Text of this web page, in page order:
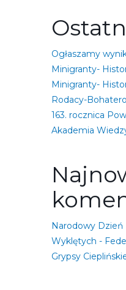
Ogłaszamy
Minigranty-
Minigranty-
Rodacy-
163. rocznica
Akademia
Narodowy Dzień
Wyklętych -
Grypsy